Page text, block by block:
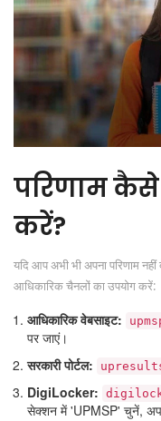
परिणाम
करें?
यदि आप अभी भी अपना परिणाम
आधिकारिक चैनलों का उपयोग करें:
आधिकारिक वेबसाइट:
पर जाएं।
सरकारी पोर्टल:
DigiLocker:
सेक्शन में 'UPMSP' चुनें,